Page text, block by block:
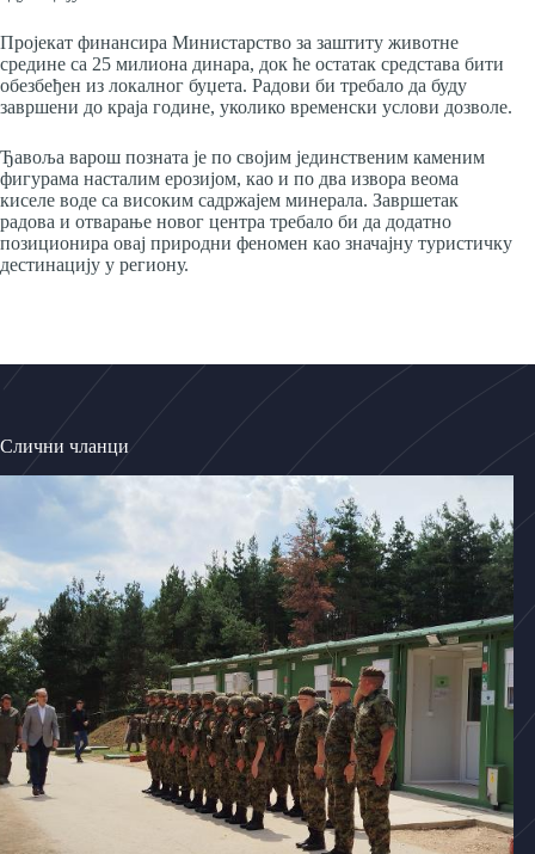
Пројекат финансира Министарство за заштиту животне
средине са 25 милиона динара, док ће остатак средстава бити
обезбеђен из локалног буџета. Радови би требало да буду
завршени до краја године, уколико временски услови дозволе.
Ђавоља варош позната је по својим јединственим каменим
фигурама насталим ерозијом, као и по два извора веома
киселе воде са високим садржајем минерала. Завршетак
радова и отварање новог центра требало би да додатно
позиционира овај природни феномен као значајну туристичку
дестинацију у региону.
Слични чланци